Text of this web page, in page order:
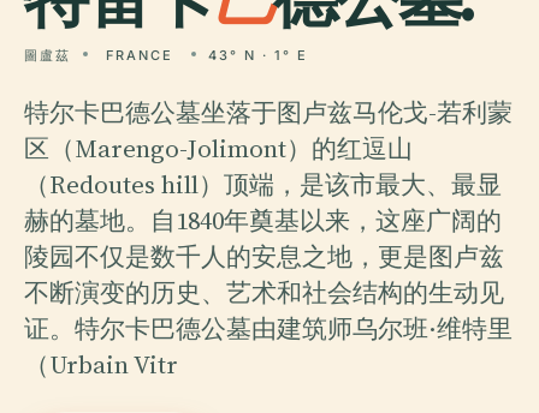
圖盧茲 FRANCE 43° N · 1° E
特尔卡巴德公墓坐落于图卢兹马伦戈-若利蒙
区（Marengo-Jolimont）的红逗山
（Redoutes hill）顶端，是该市最大、最显
赫的墓地。自1840年奠基以来，这座广阔的
陵园不仅是数千人的安息之地，更是图卢兹
不断演变的历史、艺术和社会结构的生动见
证。特尔卡巴德公墓由建筑师乌尔班·维特里
（Urbain Vitr